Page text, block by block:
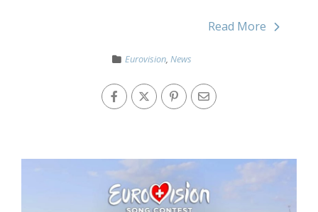
Read More
Eurovision, News